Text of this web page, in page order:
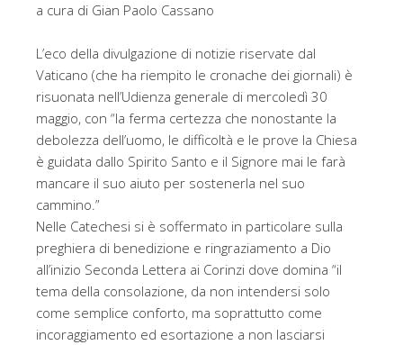
a cura di Gian Paolo Cassano
L’eco della divulgazione di notizie riservate dal
Vaticano (che ha riempito le cronache dei giornali) è
risuonata nell’Udienza generale di mercoledì 30
maggio, con “la ferma certezza che nonostante la
debolezza dell’uomo, le difficoltà e le prove la Chiesa
è guidata dallo Spirito Santo e il Signore mai le farà
mancare il suo aiuto per sostenerla nel suo
cammino.”
Nelle Catechesi si è soffermato in particolare sulla
preghiera di benedizione e ringraziamento a Dio
all’inizio Seconda Lettera ai Corinzi dove domina “il
tema della consolazione, da non intendersi solo
come semplice conforto, ma soprattutto come
incoraggiamento ed esortazione a non lasciarsi